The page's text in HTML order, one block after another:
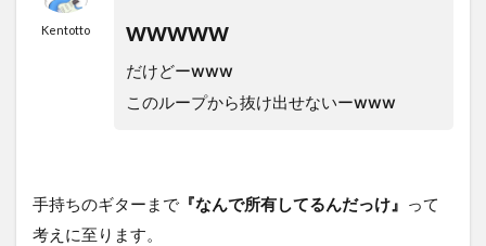
Kentotto
wwwww
だけどーwww
このループから抜け出せないーwww
手持ちのギターまで 『なんで所有してるんだっけ』 って
考えに至ります。